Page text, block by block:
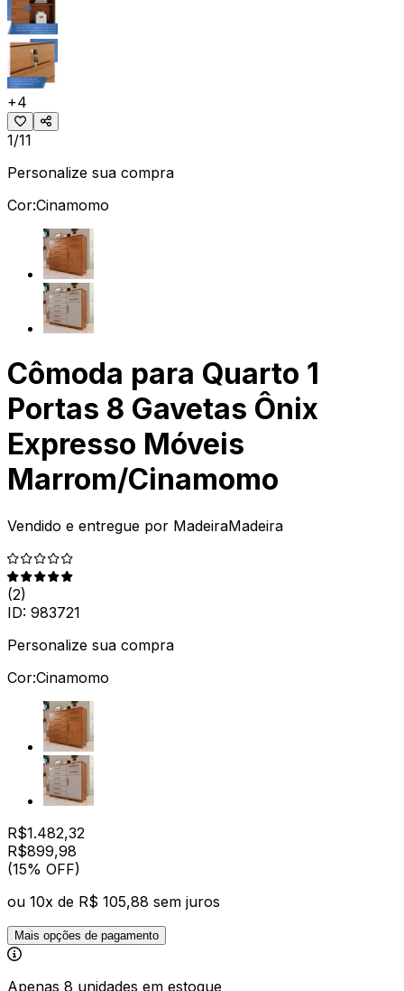
+4
1/11
Personalize sua compra
Cor:Cinamomo
Cômoda para Quarto 1
Portas 8 Gavetas Ônix
Expresso Móveis
Marrom/Cinamomo
Vendido e entregue por MadeiraMadeira
(2)
ID: 983721
Personalize sua compra
Cor:Cinamomo
R$1.482,32
R$899,98
(15% OFF)
ou 10x de R$ 105,88 sem juros
Mais opções de pagamento
Apenas 8 unidades em estoque